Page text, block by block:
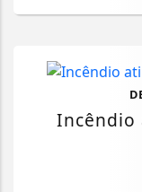
Incêndio